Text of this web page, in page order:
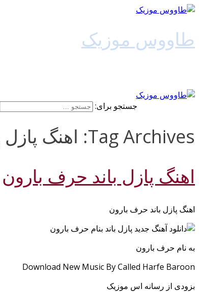
طاووس موزیک
جستجو برای:
Tag Archives: اهنگ پازل باند حرف بارون 128k
اهنگ پازل باند حرف بارون
اهنگ پازل باند حرف بارون
به نام حرف بارون
Download New Music By Called Harfe Baroon
بزودی از رسانه اس موزیک